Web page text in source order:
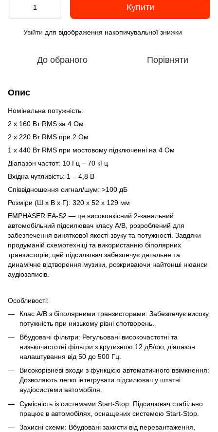
Купити
Увійти для відображення накопичувальної знижки
До обраного Порівняти
Опис
Номінальна потужність:
2 x 160 Вт RMS за 4 Ом
2 x 220 Вт RMS при 2 Ом
1 x 440 Вт RMS при мостовому підключенні на 4 Ом
Діапазон частот: 10 Гц – 70 кГц
Вхідна чутливість: 1 – 4,8 В
Співвідношення сигнал/шум: >100 дБ
Розміри (Ш x В x Г): 320 x 52 x 129 мм
EMPHASER EA-S2 — це високоякісний 2-канальний
автомобільний підсилювач класу A/B, розроблений для
забезпечення виняткової якості звуку та потужності. Завдяки
продуманій схемотехніці та використанню біполярних
транзисторів, цей підсилювач забезпечує детальне та
динамічне відтворення музики, розкриваючи найтонші нюанси
аудіозаписів.
Особливості:
Клас A/B з біполярними транзисторами: Забезпечує високу
потужність при низькому рівні спотворень.
Вбудовані фільтри: Регульовані високочастотні та
низькочастотні фільтри з крутизною 12 дБ/окт, діапазон
налаштування від 50 до 500 Гц.
Високорівневі входи з функцією автоматичного ввімкнення:
Дозволяють легко інтегрувати підсилювач у штатні
аудіосистеми автомобіля.
Сумісність із системами Start-Stop: Підсилювач стабільно
працює в автомобілях, оснащених системою Start-Stop.
Захисні схеми: Вбудовані захисти від перевантаження,